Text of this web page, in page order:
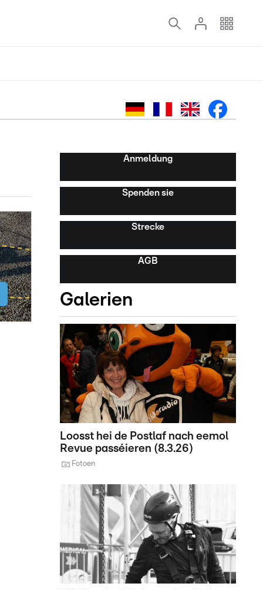
Anmeldung
Spenden sie
Strecke
AGB
Galerien
Loosst hei de Postlaf nach eemol
Revue passéieren (8.3.26)
Fotoen